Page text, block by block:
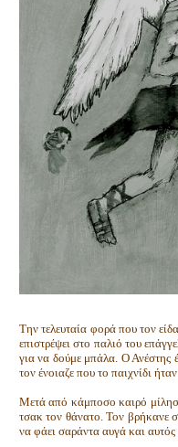
Την τελευταία φορά που τον
επιστρέψει στο παλιό του
για να δούμε μπάλα. Ο Ανέστης
τον ένοιαζε που το παιχνίδι
Μετά από κάμποσο καιρό
τσακ τον θάνατο. Τον βρήκανε
να φάει σαράντα αυγά και